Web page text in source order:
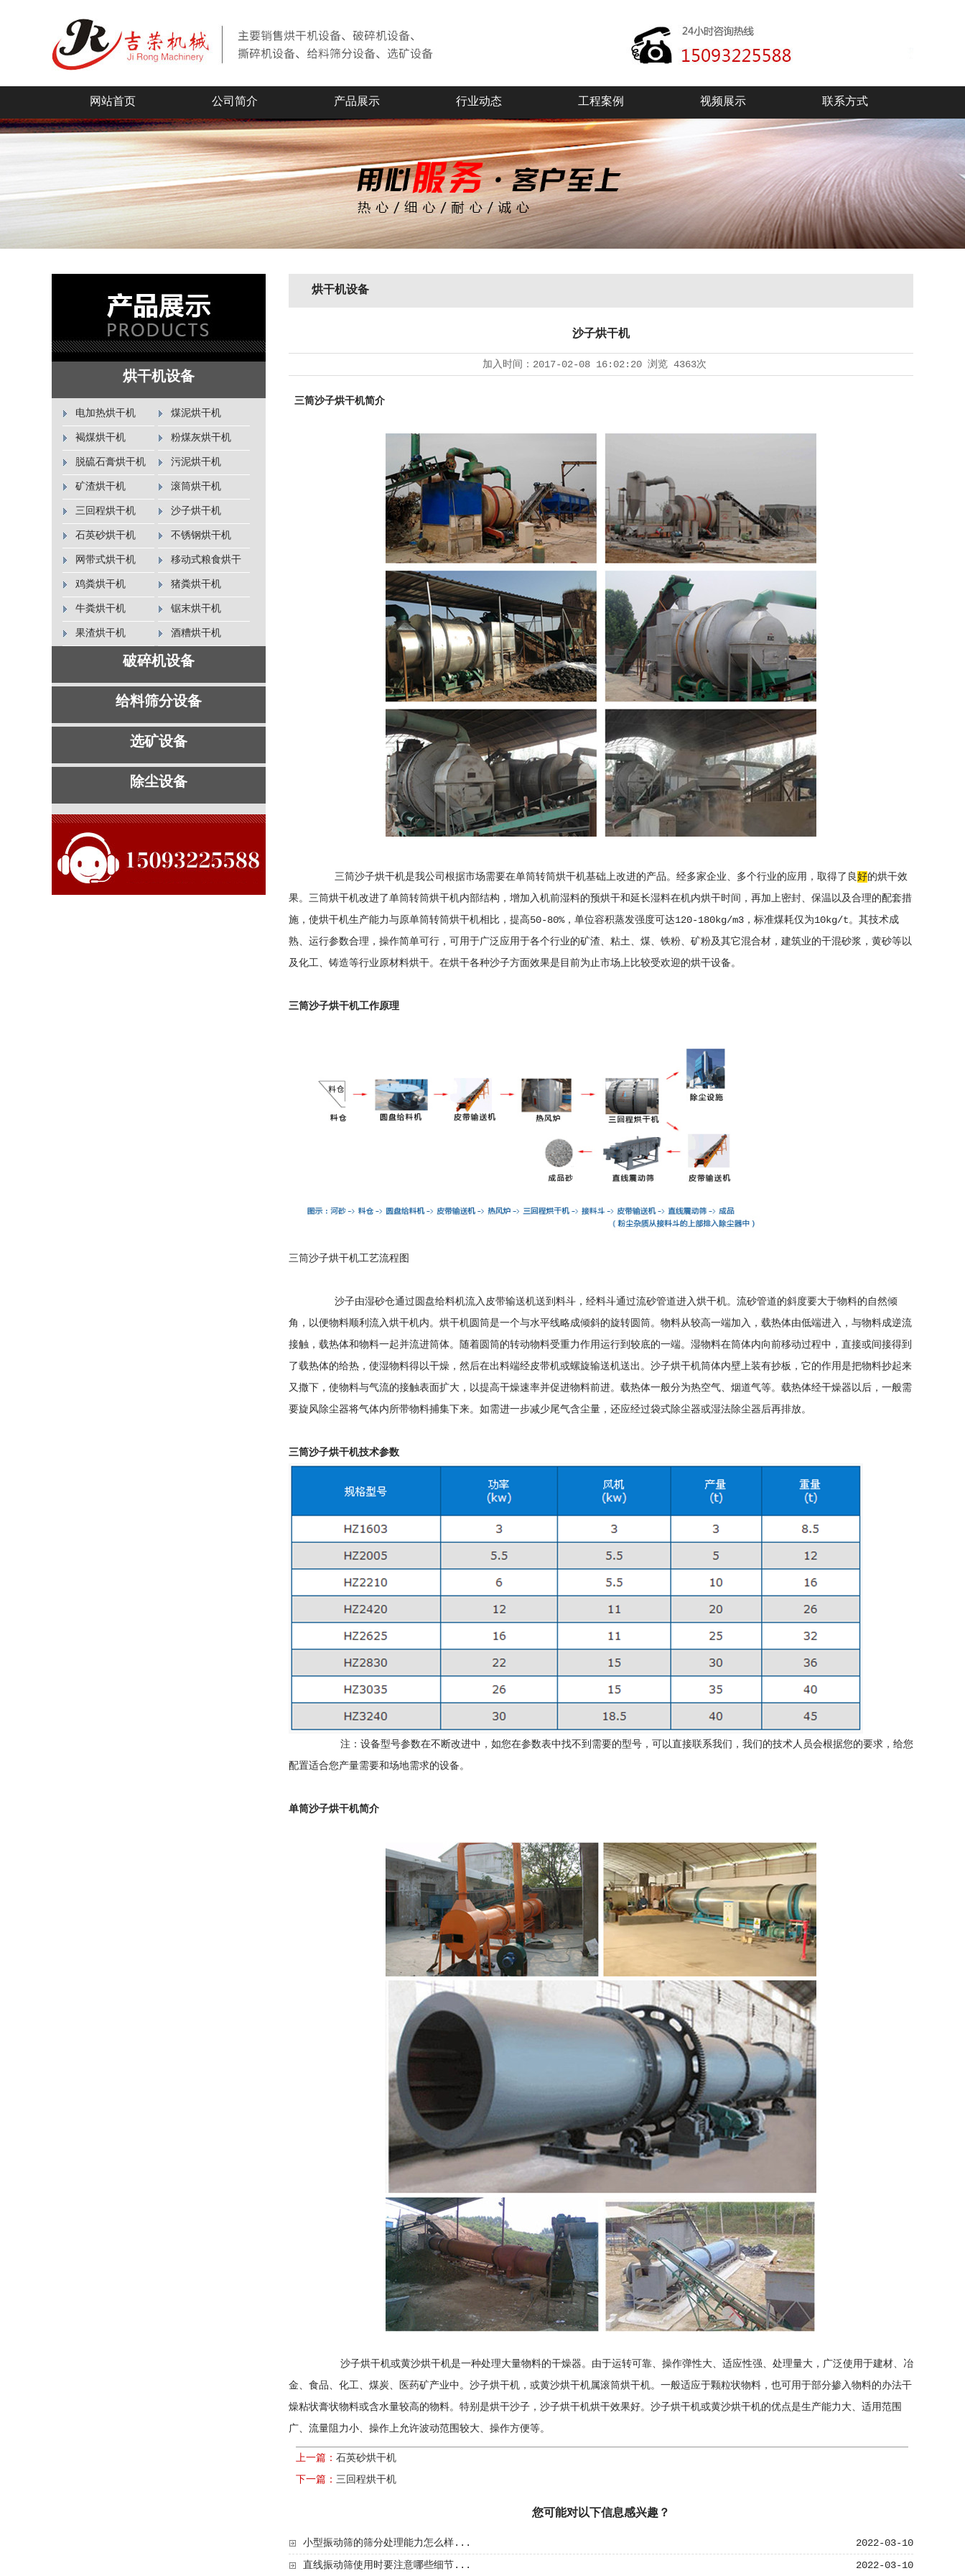
网站首页 公司简介 产品展示 行业动态 工程案例 视频展示 联系方式
烘干机设备
电加热烘干机 煤泥烘干机
褐煤烘干机 粉煤灰烘干机
脱硫石膏烘干机 污泥烘干机
矿渣烘干机 滚筒烘干机
三回程烘干机 沙子烘干机
石英砂烘干机 不锈钢烘干机
网带式烘干机 移动式粮食烘干
机
鸡粪烘干机 猪粪烘干机
牛粪烘干机 锯末烘干机
果渣烘干机 酒糟烘干机
破碎机设备
给料筛分设备
选矿设备
除尘设备
烘干机设备
沙子烘干机
加入时间： 2017-02-08 16:02:20 浏览 4363次
三筒沙子烘干机简介
三筒沙子烘干机是我公司根据市场需要在单筒转筒烘干机基础上改进的产品。经多家企业、多个行业的应用，取得了良好的烘干效
果。三筒烘干机改进了单筒转筒烘干机内部结构，增加入机前湿料的预烘干和延长湿料在机内烘干时间，再加上密封、保温以及合理的配套措
施，使烘干机生产能力与原单筒转筒烘干机相比，提高50-80%，单位容积蒸发强度可达120-180kg/m3，标准煤耗仅为10kg/t。其技术成
熟、运行参数合理，操作简单可行，可用于广泛应用于各个行业的矿渣、粘土、煤、铁粉、矿粉及其它混合材，建筑业的干混砂浆，黄砂等以
及化工、铸造等行业原材料烘干。在烘干各种沙子方面效果是目前为止市场上比较受欢迎的烘干设备。
三筒沙子烘干机工作原理
三筒沙子烘干机工艺流程图
沙子由湿砂仓通过圆盘给料机流入皮带输送机送到料斗，经料斗通过流砂管道进入烘干机。流砂管道的斜度要大于物料的自然倾
角，以便物料顺利流入烘干机内。烘干机圆筒是一个与水平线略成倾斜的旋转圆筒。物料从较高一端加入，载热体由低端进入，与物料成逆流
接触，载热体和物料一起并流进筒体。随着圆筒的转动物料受重力作用运行到较底的一端。湿物料在筒体内向前移动过程中，直接或间接得到
了载热体的给热，使湿物料得以干燥，然后在出料端经皮带机或螺旋输送机送出。沙子烘干机筒体内壁上装有抄板，它的作用是把物料抄起来
又撒下，使物料与气流的接触表面扩大，以提高干燥速率并促进物料前进。载热体一般分为热空气、烟道气等。载热体经干燥器以后，一般需
要旋风除尘器将气体内所带物料捕集下来。如需进一步减少尾气含尘量，还应经过袋式除尘器或湿法除尘器后再排放。
三筒沙子烘干机技术参数
注：设备型号参数在不断改进中，如您在参数表中找不到需要的型号，可以直接联系我们，我们的技术人员会根据您的要求，给您
配置适合您产量需要和场地需求的设备。
单筒沙子烘干机简介
沙子烘干机或黄沙烘干机是一种处理大量物料的干燥器。由于运转可靠、操作弹性大、适应性强、处理量大，广泛使用于建材、冶
金、食品、化工、煤炭、医药矿产业中。沙子烘干机，或黄沙烘干机属滚筒烘干机。一般适应于颗粒状物料，也可用于部分掺入物料的办法干
燥粘状膏状物料或含水量较高的物料。特别是烘干沙子，沙子烘干机烘干效果好。沙子烘干机或黄沙烘干机的优点是生产能力大、适用范围
广、流量阻力小、操作上允许波动范围较大、操作方便等。
上一篇： 石英砂烘干机
下一篇： 三回程烘干机
您可能对以下信息感兴趣？
2022-03-10
小型振动筛的筛分处理能力怎么样...
2022-03-10
直线振动筛使用时要注意哪些细节...